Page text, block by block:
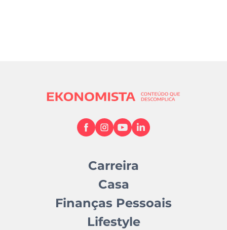
Carreira
Casa
Finanças Pessoais
Lifestyle